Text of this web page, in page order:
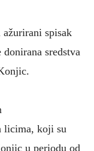
spisak
sredstva
licima, koji su
u periodu od